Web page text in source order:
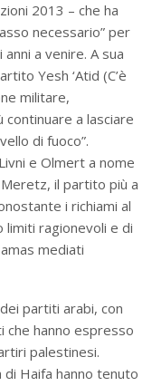
2013 – che ha
necessario” per
a venire. A sua
Yesh ‘Atid (C’è
militare,
a lasciare
di fuoco”.
e Olmert a nome
il partito più a
i richiami al
limiti ragionevoli e di
mediati
partiti arabi, con
che hanno espresso
palestinesi.
di Haifa hanno tenuto